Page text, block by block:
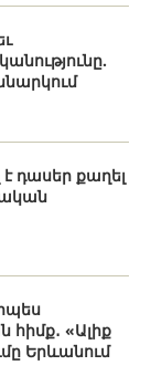
դասեր քաղել
հիմք․ «Ալիք
Երևանում